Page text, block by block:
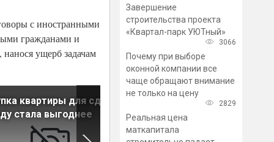
с иностранными
гражданами и
ущерб задачам
квартиры для сдачи в
стала выгоднее
Аналитики оценили
доходность от покупки
квартиры для сдачи в
Завершение
строительства проекта
«Квартал-парк УЮТный»
3066
Почему при выборе
оконной компании все
чаще обращают внимание
не только на цену
2829
Реальная цена
маткапитала